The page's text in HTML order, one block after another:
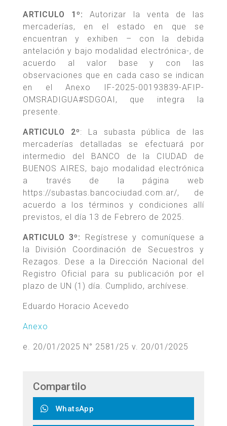
ARTICULO 1º:
Autorizar la venta de las
mercaderías, en el estado en que se
encuentran y exhiben – con la debida
antelación y bajo modalidad electrónica-, de
acuerdo al valor base y con las
observaciones que en cada caso se indican
en el Anexo IF-2025-00193839-AFIP-
OMSRADIGUA#SDGOAI, que integra la
presente.
ARTICULO 2º: La subasta pública de las
mercaderías detalladas se efectuará por
intermedio del BANCO de la CIUDAD de
BUENOS AIRES, bajo modalidad electrónica
a través de la página web
https://subastas.bancociudad.com.ar/, de
acuerdo a los términos y condiciones allí
previstos, el día 13 de Febrero de 2025.
ARTICULO 3º:
Regístrese y comuníquese a
la División Coordinación de Secuestros y
Rezagos. Dese a la Dirección Nacional del
Registro Oficial para su publicación por el
plazo de UN (1) día. Cumplido, archívese.
Eduardo Horacio Acevedo
Anexo
e. 20/01/2025 N° 2581/25 v. 20/01/2025
Compartilo
WhatsApp